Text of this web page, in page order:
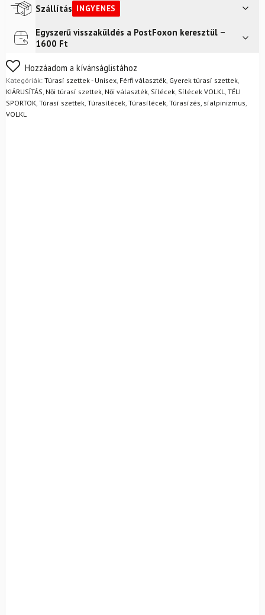
Fekete
mennyiség
Szállítás INGYENES
Futár a címreIngyenes
Egyszerű visszaküldés a PostFoxon keresztül –
1600 Ft
Nem biztos a választásában? Semmi gond – a terméket
egyszerűen visszaküldheti 14 napon belül, indoklás nélkül.
Mik a visszaküldés feltételei?
Hozzáadom a kívánságlistához
Kategóriák: Túrasí szettek - Unisex, Férfi választék, Gyerek túrasí szettek,
KIÁRUSÍTÁS, Női túrasí szettek, Női választék, Sílécek, Sílécek VOLKL, TÉLI
SPORTOK, Túrasí szettek, Túrasílécek, Túrasílécek, Túrasízés, síalpinizmus,
VOLKL